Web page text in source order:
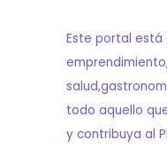
Este portal
todo aquello
y contribuya al